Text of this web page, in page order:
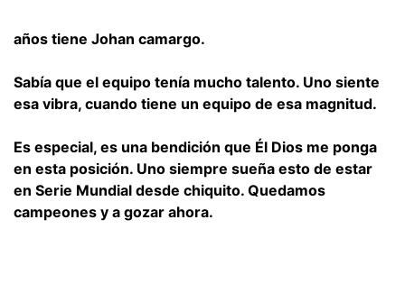
años tiene Johan camargo.
Sabía que el equipo tenía mucho talento. Uno siente
esa vibra, cuando tiene un equipo de esa magnitud.
Es especial, es una bendición que Él Dios me ponga
en esta posición. Uno siempre sueña esto de estar
en Serie Mundial desde chiquito. Quedamos
campeones y a gozar ahora.